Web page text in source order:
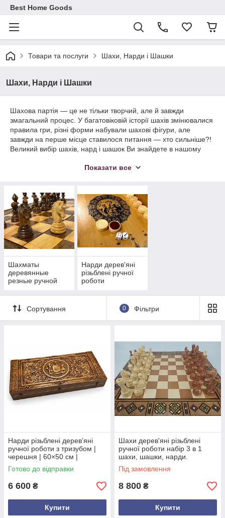
Best Home Goods
Товари та послуги Шахи, Нарди і Шашки
Шахи, Нарди і Шашки
Шахова партія — це не тільки творчий, але й завжди
змагальний процес. У багатовіковій історії шахів змінювалися
правила гри, різні форми набували шахові фігури, але
завжди на перше місце ставилося питання — хто сильніше?!
Великий вибір шахів, нард і шашок Ви знайдете в нашому
Показати все
Шахматы
деревянные
резные ручной
Нарди дерев'яні
різьблені ручної
роботи
Сортування 0 Фільтри
Нарди різьблені деревʼяні
ручної роботи з тризубом |
черешня | 60×50 см |
Українська символіка
Готово до відправки
6 600 ₴
Купити
Шахи дерев'яні різьблені
ручної роботи набір 3 в 1
шахи, шашки, нарди.
Під замовлення
8 800 ₴
Купити